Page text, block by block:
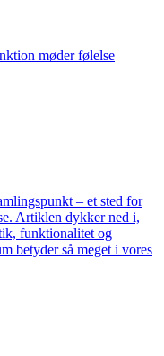
møder følelse
– et sted for
Artiklen dykker ned i,
funktionalitet og
betyder så meget i vores